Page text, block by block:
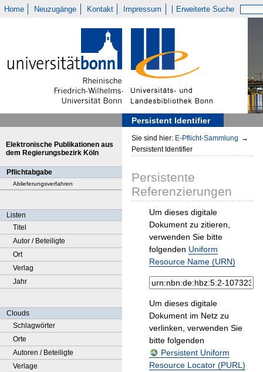
Home Neuzugänge Kontakt Impressum Erweiterte Suche
Persistent Identifier
Elektronische Publikationen aus
dem Regierungsbezirk Köln
Pflichtabgabe
Ablieferungsverfahren
Listen
Titel
Autor / Beteiligte
Ort
Verlag
Jahr
Clouds
Schlagwörter
Orte
Autoren / Beteiligte
Verlage
Sie sind hier: E-Pflicht-Sammlung →
Persistent Identifier
Persistente
Referenzierungen
Um dieses digitale
Dokument zu zitieren,
verwenden Sie bitte
folgenden Uniform
Resource Name (URN)
Um dieses digitale
Dokument im Netz zu
verlinken, verwenden Sie
bitte folgenden
Persistent Uniform
Resource Locator (PURL)